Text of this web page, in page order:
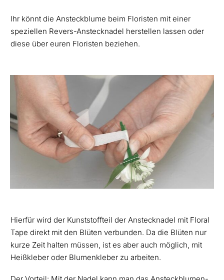
Ihr könnt die Ansteckblume beim Floristen mit einer
speziellen Revers-Anstecknadel herstellen lassen oder
diese über euren Floristen beziehen.
Hierfür wird der Kunststoffteil der Anstecknadel mit Floral
Tape direkt mit den Blüten verbunden. Da die Blüten nur
kurze Zeit halten müssen, ist es aber auch möglich, mit
Heißkleber oder Blumenkleber zu arbeiten.